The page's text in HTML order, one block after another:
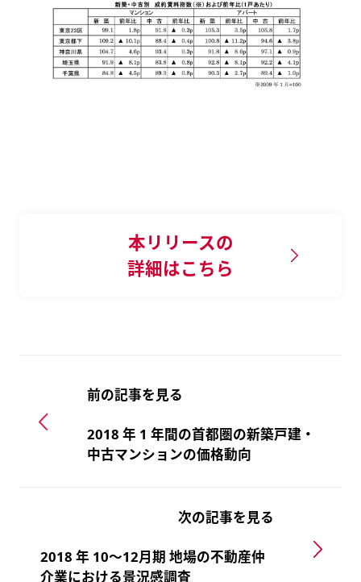
本リリースの
詳細はこちら
前の記事を見る
2018 年 1 年間の首都圏の新築戸建・
中古マンションの価格動向
次の記事を見る
2018 年 10～12月期 地場の不動産仲
介業における景況感調査